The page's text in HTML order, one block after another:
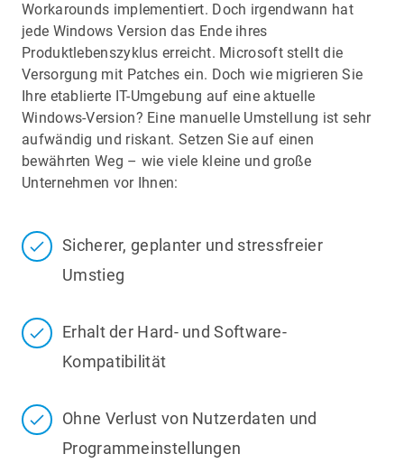
Workarounds implementiert. Doch irgendwann hat
jede Windows Version das Ende ihres
Produktlebenszyklus erreicht. Microsoft stellt die
Versorgung mit Patches ein. Doch wie migrieren Sie
Ihre etablierte IT-Umgebung auf eine aktuelle
Windows-Version? Eine manuelle Umstellung ist sehr
aufwändig und riskant. Setzen Sie auf einen
bewährten Weg – wie viele kleine und große
Unternehmen vor Ihnen:
Sicherer, geplanter und stressfreier
Umstieg
Erhalt der Hard- und Software-
Kompatibilität
Ohne Verlust von Nutzerdaten und
Programmeinstellungen